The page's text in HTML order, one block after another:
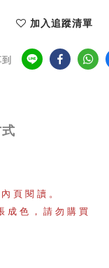
加入追蹤清單
頁閱讀。
成色，請勿購買